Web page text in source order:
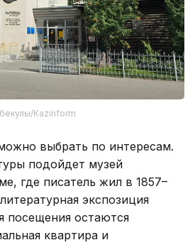
Кazinform
выбрать по интересам.
подойдет музей
где писатель жил в 1857–
экспозиция
посещения остаются
квартира и